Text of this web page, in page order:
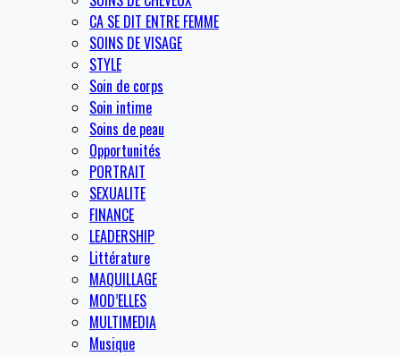
CA SE DIT ENTRE FEMME
SOINS DE VISAGE
STYLE
Soin de corps
Soin intime
Soins de peau
Opportunités
PORTRAIT
SEXUALITE
FINANCE
LEADERSHIP
Littérature
MAQUILLAGE
MOD’ELLES
MULTIMEDIA
Musique